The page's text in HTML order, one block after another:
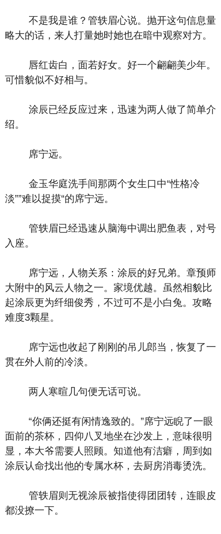
不是我是谁？管轶眉心说。抛开这句信息量
略大的话，来人打量她时她也在暗中观察对方。
唇红齿白，面若好女。好一个翩翩美少年。
可惜貌似不好相与。
涂辰已经反应过来，迅速为两人做了简单介
绍。
席宁远。
金玉华庭洗手间那两个女生口中“性格冷
淡””难以捉摸“的席宁远。
管轶眉已经迅速从脑海中调出肥鱼表，对号
入座。
席宁远，人物关系：涂辰的好兄弟。章预师
大附中的风云人物之一。家境优越。虽然相貌比
起涂辰更为纤细俊秀，不过可不是小白兔。攻略
难度3颗星。
席宁远也收起了刚刚的吊儿郎当，恢复了一
贯在外人前的冷淡。
两人寒暄几句便无话可说。
“你俩还挺有闲情逸致的。”席宁远睨了一眼
面前的茶杯，四仰八叉地坐在沙发上，意味很明
显，本大爷需要人照顾。知道他有洁癖，周到如
涂辰认命找出他的专属水杯，去厨房消毒烫洗。
管轶眉则无视涂辰被指使得团团转，连眼皮
都没撩一下。